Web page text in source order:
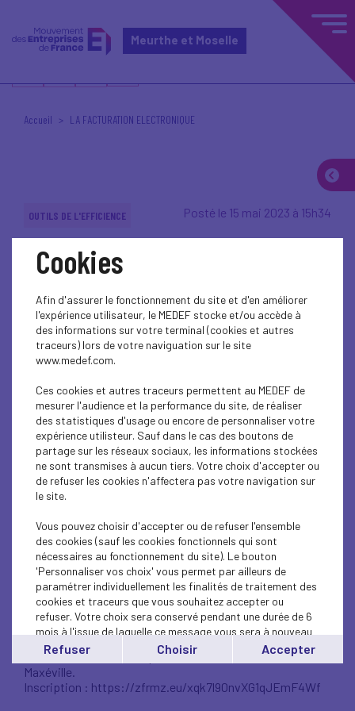
Meurthe et Moselle
Accueil LA FACTURATION ELECTRONIQUE
OUTILS DE L'EFFICIENCE Posté le 15 mai 2023 à 15h34
LA FACTURATION
ELECTRONIQUE
La facturation électronique, on en parle ?
Intervenants : Philippe MAZZICHI et Philippe GUILLOTIN
Date : 08/06/23,
Heure : 08:30
Lieu : Maison de l'Entreprise, 8 rue Alfred Kastler à
Maxéville.
Inscription : https://zfrmz.eu/xqk7l90nvXG1qJEmF4Wf
Cookies
Afin d'assurer le fonctionnement du site et d'en améliorer
l'expérience utilisateur, le MEDEF stocke et/ou accède à
des informations sur votre terminal (cookies et autres
traceurs) lors de votre naviguation sur le site
www.medef.com.
Ces cookies et autres traceurs permettent au MEDEF de
mesurer l'audience et la performance du site, de réaliser
des statistiques d'usage ou encore de personnaliser votre
expérience utilisteur. Sauf dans le cas des boutons de
partage sur les réseaux sociaux, les informations stockées
ne sont transmises à aucun tiers. Votre choix d'accepter ou
de refuser les cookies n'affectera pas votre navigation sur
le site.
Vous pouvez choisir d'accepter ou de refuser l'ensemble
des cookies (sauf les cookies fonctionnels qui sont
nécessaires au fonctionnement du site). Le bouton
'Personnaliser vos choix' vous permet par ailleurs de
paramétrer individuellement les finalités de traitement des
cookies et traceurs que vous souhaitez accepter ou
refuser. Votre choix sera conservé pendant une durée de 6
mois à l'issue de laquelle ce message vous sera à nouveau
affiché..
Vous pouvez modifier votre choix à tout moment en
cliquant sur le lien
Refuser Choisir Accepter